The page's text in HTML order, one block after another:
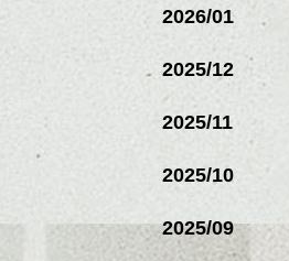
2026/01
2025/12
2025/11
2025/10
2025/09